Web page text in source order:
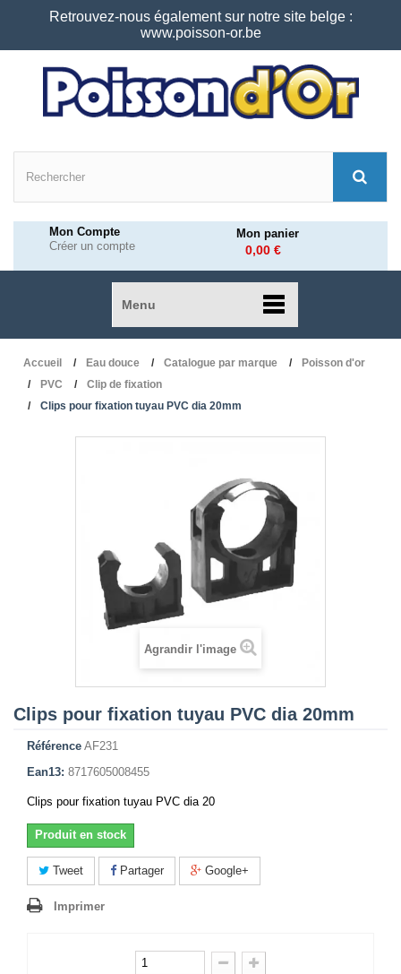
Retrouvez-nous également sur notre site belge :
www.poisson-or.be
Mon Compte
Créer un compte
Mon panier
0,00 €
Menu
Accueil Eau douce Catalogue par marque
Poisson d'or
PVC
Clip de fixation
Clips pour fixation tuyau PVC dia 20mm
Agrandir l'image
Clips pour fixation tuyau PVC dia 20mm
Référence AF231
Ean13: 8717605008455
Clips pour fixation tuyau PVC dia 20
Produit en stock
Tweet Partager Google+
Imprimer